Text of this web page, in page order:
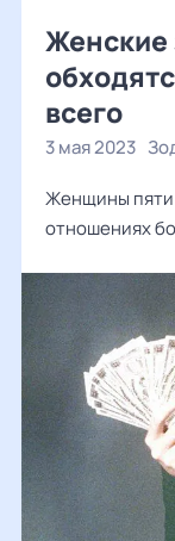
Женские
всего
3 мая 2023
Женщины пяти
отношениях